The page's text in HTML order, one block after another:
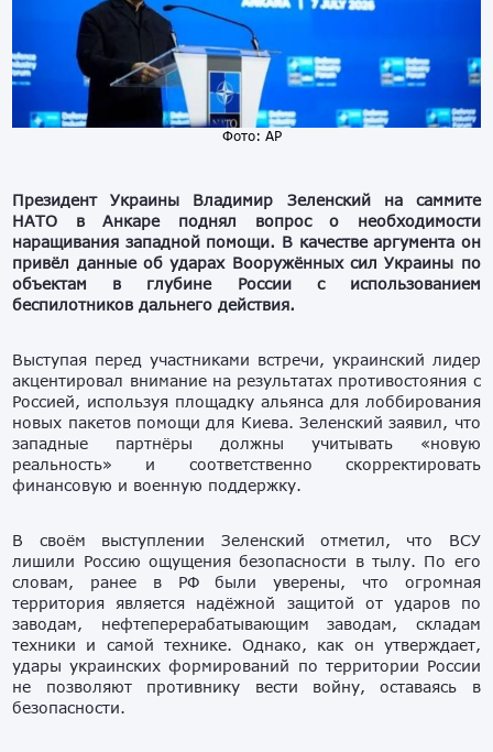
Фото: АР
Президент Украины Владимир Зеленский на саммите
НАТО в Анкаре поднял вопрос о необходимости
наращивания западной помощи. В качестве аргумента он
привёл данные об ударах Вооружённых сил Украины по
объектам в глубине России с использованием
беспилотников дальнего действия.
Выступая перед участниками встречи, украинский лидер
акцентировал внимание на результатах противостояния с
Россией, используя площадку альянса для лоббирования
новых пакетов помощи для Киева. Зеленский заявил, что
западные партнёры должны учитывать «новую
реальность» и соответственно скорректировать
финансовую и военную поддержку.
В своём выступлении Зеленский отметил, что ВСУ
лишили Россию ощущения безопасности в тылу. По его
словам, ранее в РФ были уверены, что огромная
территория является надёжной защитой от ударов по
заводам, нефтеперерабатывающим заводам, складам
техники и самой технике. Однако, как он утверждает,
удары украинских формирований по территории России
не позволяют противнику вести войну, оставаясь в
безопасности.